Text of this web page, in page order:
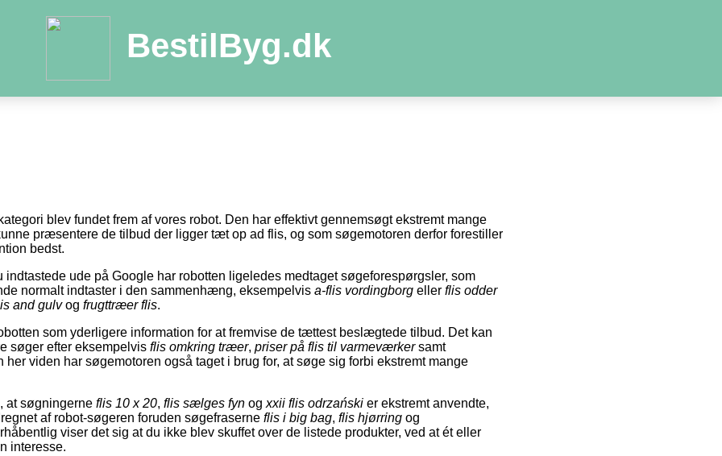
BestilByg.dk
blev fundet frem af vores robot. Den har effektivt gennemsøgt ekstremt mange
præsentere de tilbud der ligger tæt op ad flis, og som søgemotoren derfor forestiller
bedst.
indtastede ude på Google har robotten ligeledes medtaget søgeforespørgsler, som
normalt indtaster i den sammenhæng, eksempelvis a-flis vordingborg eller flis odder
and gulvog frugttræer flis.
som yderligere information for at fremvise de tættest beslægtede tilbud. Det kan
søger efter eksempelvis flis omkring træer, priser på flis til varmeværkersamt
her viden har søgemotoren også taget i brug for, at søge sig forbi ekstremt mange
at søgningerne flis 10 x 20, flis sælges fyn og xxii flis odrzański er ekstremt anvendte,
af robot-søgeren foruden søgefraserne flis i big bag, flis hjørring og
viser det sig at du ikke blev skuffet over de listede produkter, ved at ét eller
interesse.